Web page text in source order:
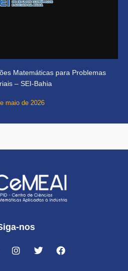
Matemáticas para Problemas
– SEI-Bahia
maio de 2026
nos